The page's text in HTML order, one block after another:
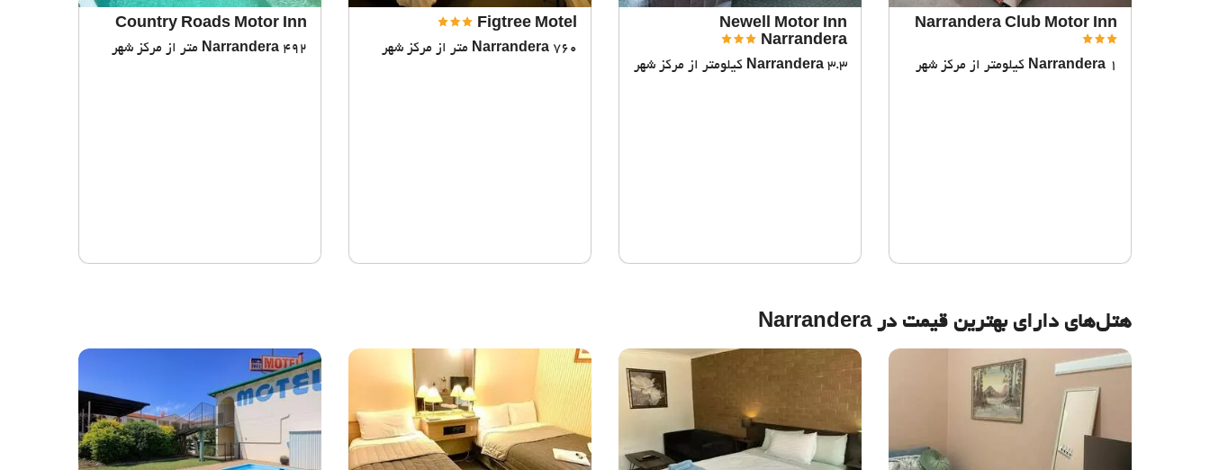
Narrandera Club Motor Inn
Narrandera 1 کیلومتر از مرکز شهر
Newell Motor Inn
Narrandera
Narrandera 3.3 کیلومتر از مرکز شهر
Figtree Motel
Narrandera 760 متر از مرکز شهر
Country Roads Motor Inn
Narrandera 492 متر از مرکز شهر
هتل‌های دارای بهترین قیمت در Narrandera